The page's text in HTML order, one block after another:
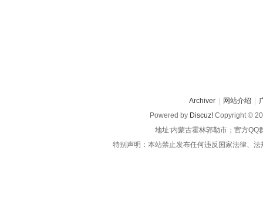
Archiver 网站介绍
Powered by Discuz! Copyright ©
地址:内蒙古霍林郭勒市；官方QQ
特别声明：本站禁止发布任何违反国家法律、